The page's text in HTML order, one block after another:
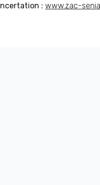
: www.zac-